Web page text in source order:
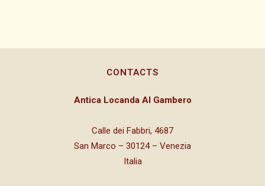
CONTACTS
Antica Locanda Al Gambero
Calle dei Fabbri, 4687
San Marco – 30124 – Venezia
Italia